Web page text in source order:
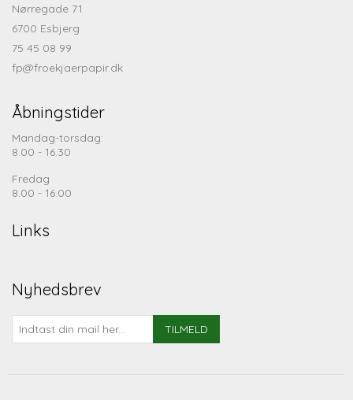
Nørregade 71
6700 Esbjerg
75 45 08 99
fp@froekjaerpapir.dk
Åbningstider
Mandag-torsdag:
8.00 - 16.30
Fredag
8.00 - 16.00
Links
Nyhedsbrev
TILMELD